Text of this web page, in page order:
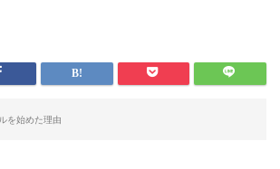
を始めた理由